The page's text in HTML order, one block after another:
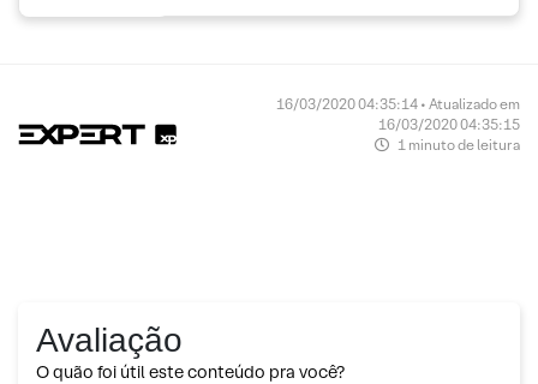
16/03/2020 04:35:14 • Atualizado em
16/03/2020 04:35:15
1 minuto de leitura
Avaliação
O quão foi útil este conteúdo pra você?